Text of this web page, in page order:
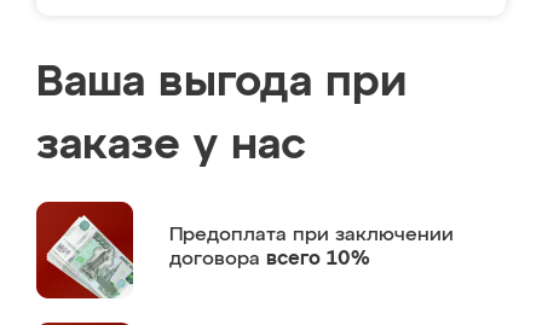
Ваша выгода при
заказе у нас
Предоплата при заключении
договора всего 10%